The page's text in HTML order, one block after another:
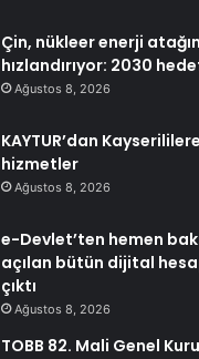
Çin, nükleer enerji
hızlandırıyor: 2030
Ağustos 8, 2026
KAYTUR’dan
hizmetler
Ağustos 8, 2026
e-Devlet’ten hemen
açılan bütün dijital
çıktı
Ağustos 8, 2026
TOBB 82. Mali Genel